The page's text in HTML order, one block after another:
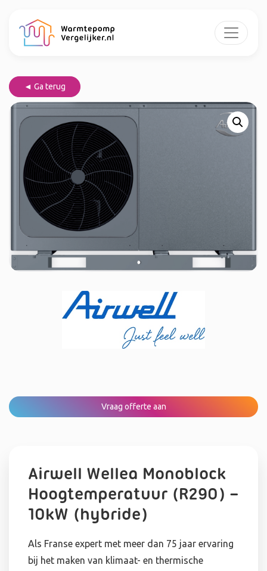
◄ Ga terug
Vraag offerte aan
Airwell Wellea Monoblock
Hoogtemperatuur (R290) –
10kW (hybride)
Als Franse expert met meer dan 75 jaar ervaring
bij het maken van klimaat- en thermische